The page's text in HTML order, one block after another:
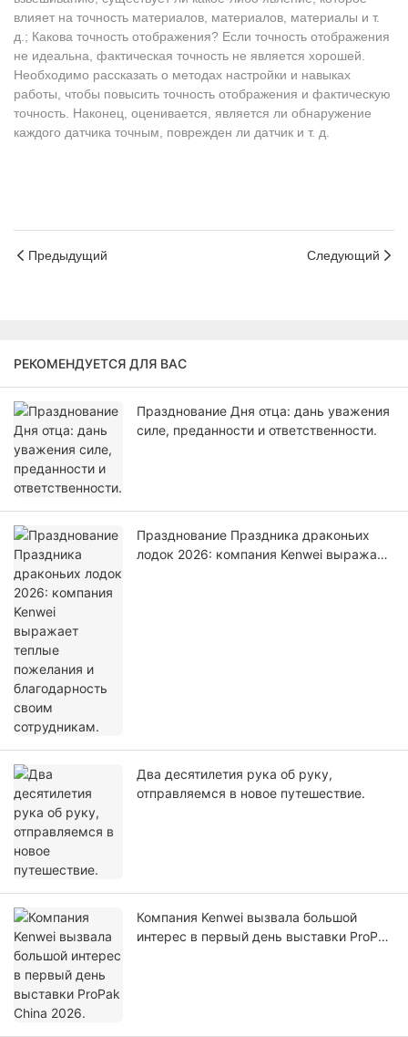
влияет на точность материалов, материалов, материалы и т.
д.; Какова точность отображения? Если точность отображения
не идеальна, фактическая точность не является хорошей.
Необходимо рассказать о методах настройки и навыках
работы, чтобы повысить точность отображения и фактическую
точность. Наконец, оценивается, является ли обнаружение
каждого датчика точным, поврежден ли датчик и т. д.
Предыдущий Следующий
РЕКОМЕНДУЕТСЯ ДЛЯ ВАС
Празднование Дня отца: дань уважения
силе, преданности и ответственности.
Празднование Праздника драконьих
лодок 2026: компания Kenwei выражает
Два десятилетия рука об руку,
отправляемся в новое путешествие.
Компания Kenwei вызвала большой
интерес в первый день выставки ProPak